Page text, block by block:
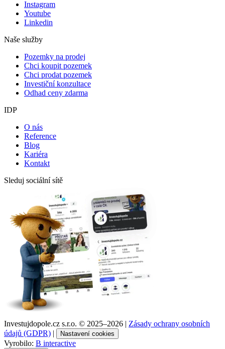
Instagram
Youtube
Linkedin
Naše služby
Pozemky na prodej
Chci koupit pozemek
Chci prodat pozemek
Investiční konzultace
Odhad ceny zdarma
IDP
O nás
Reference
Blog
Kariéra
Kontakt
Sleduj sociální sítě
Investujdopole.cz s.r.o. © 2025–2026 | Zásady ochrany osobních
údajů (GDPR) | Nastavení cookies
Vyrobilo: B interactive